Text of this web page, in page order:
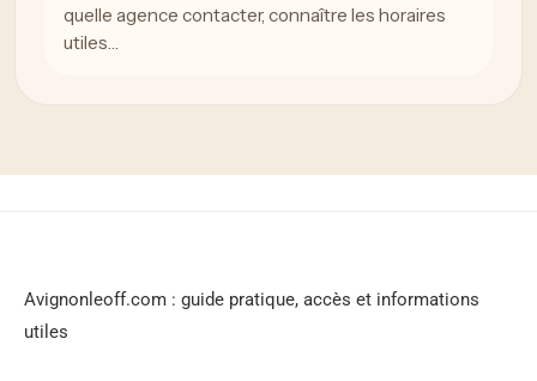
quelle agence contacter, connaître les horaires
utiles…
Avignonleoff.com : guide pratique, accès et informations
utiles